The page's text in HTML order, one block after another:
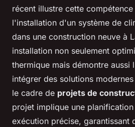
récent illustre cette
l'installation d'un système de
dans une construction neuve à
installation non seulement
thermique mais démontre aussi
intégrer des solutions
le cadre de projets de
projet implique une
exécution précise, garantissant